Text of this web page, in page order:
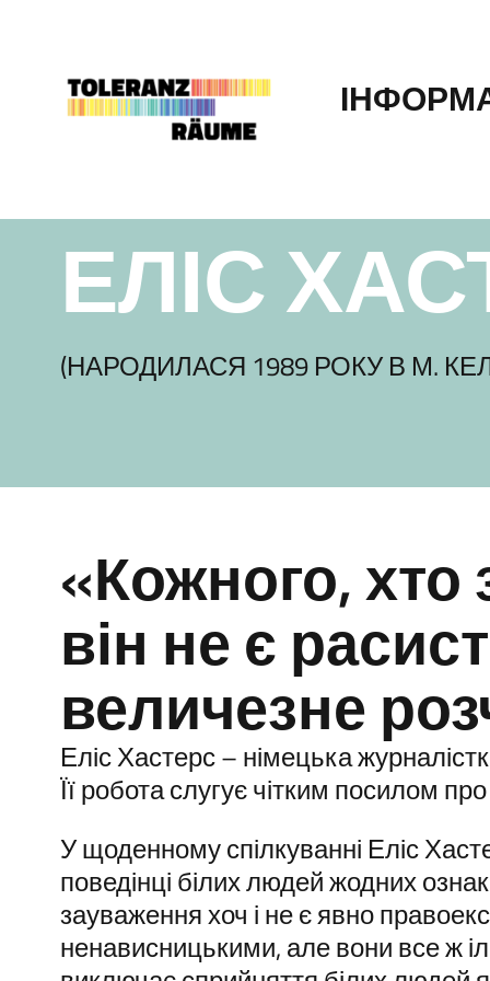
ЕЛІС
(НАРОДИЛАСЯ 1989 РОКУ В М.
«Кожного,
він не є
величезне
Еліс Хастерс – німецька
Її робота слугує чітким посилом
У щоденному спілкуванні Еліс
поведінці білих людей жодних
зауваження хоч і не є явно
ненависницькими, але вони все ж